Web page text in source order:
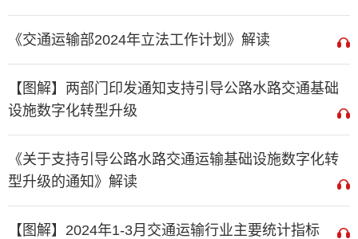
《交通运输部2024年立法工作计划》解读
【图解】两部门印发通知支持引导公路水路交通基础
设施数字化转型升级
《关于支持引导公路水路交通运输基础设施数字化转
型升级的通知》解读
【图解】2024年1-3月交通运输行业主要统计指标